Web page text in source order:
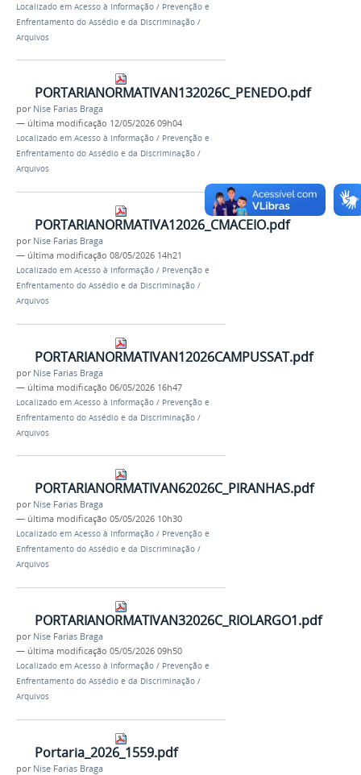
Localizado em Acesso à Informação / Prevenção e
Enfrentamento do Assédio e da Discriminação /
Arquivos
PORTARIANORMATIVAN132026C_PENEDO.pdf
por Nise Farias Braga
— última modificação 12/05/2026 09h04
Localizado em Acesso à Informação / Prevenção e
Enfrentamento do Assédio e da Discriminação /
Arquivos
PORTARIANORMATIVA12026_CMACEIO.pdf
por Nise Farias Braga
— última modificação 08/05/2026 14h21
Localizado em Acesso à Informação / Prevenção e
Enfrentamento do Assédio e da Discriminação /
Arquivos
PORTARIANORMATIVAN12026CAMPUSSAT.pdf
por Nise Farias Braga
— última modificação 06/05/2026 16h47
Localizado em Acesso à Informação / Prevenção e
Enfrentamento do Assédio e da Discriminação /
Arquivos
PORTARIANORMATIVAN62026C_PIRANHAS.pdf
por Nise Farias Braga
— última modificação 05/05/2026 10h30
Localizado em Acesso à Informação / Prevenção e
Enfrentamento do Assédio e da Discriminação /
Arquivos
PORTARIANORMATIVAN32026C_RIOLARGO1.pdf
por Nise Farias Braga
— última modificação 05/05/2026 09h50
Localizado em Acesso à Informação / Prevenção e
Enfrentamento do Assédio e da Discriminação /
Arquivos
Portaria_2026_1559.pdf
por Nise Farias Braga